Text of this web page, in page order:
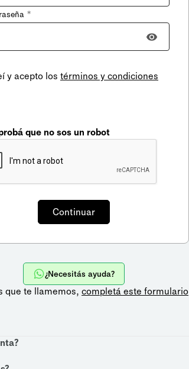
*
y acepto los términos y condiciones
que no sos un robot
¿Necesitás ayuda?
que te llamemos, completá este formulario